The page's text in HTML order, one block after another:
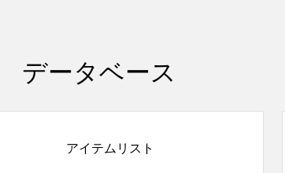
データベース
アイテムリスト